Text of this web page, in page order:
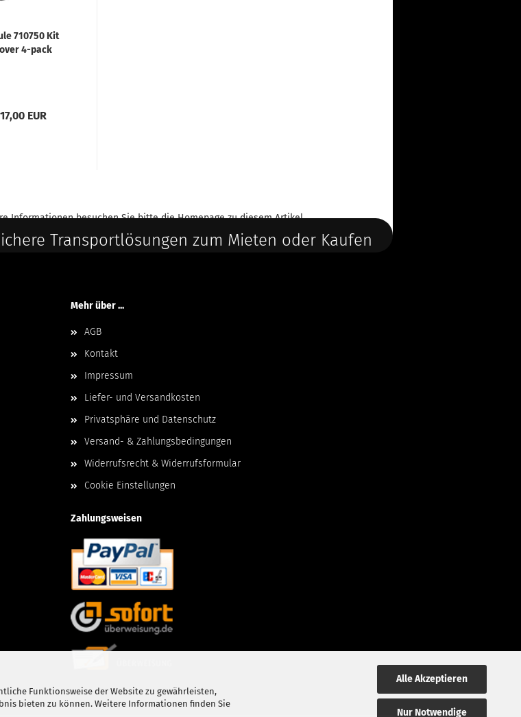
Funktionsweise der Website zu gewährleisten,
bieten zu können. Weitere Informationen finden Sie
Alle Akzeptieren
Nur Notwendige
710750 Kit
4-pack
17,00 EUR
Informationen besuchen Sie bitte dieHomepagezu diesem Artikel.
Transportlösungen zum Mieten oder Kaufen
Mehr über ...
AGB
Kontakt
Impressum
Liefer- und Versandkosten
Privatsphäre und Datenschutz
Versand- & Zahlungsbedingungen
Widerrufsrecht & Widerrufsformular
Cookie Einstellungen
Zahlungsweisen